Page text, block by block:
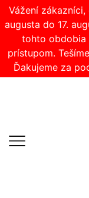
Vážení
augusta do 17.
tohto obdobia
prístupom.
Ďakujeme za